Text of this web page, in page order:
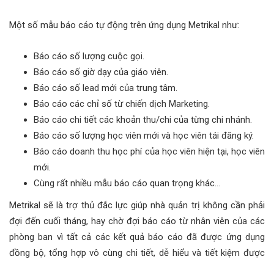
Một số mẫu báo cáo tự động trên ứng dụng Metrikal như:
Báo cáo số lượng cuộc gọi.
Báo cáo số giờ dạy của giáo viên.
Báo cáo số lead mới của trung tâm.
Báo cáo các chỉ số từ chiến dịch Marketing.
Báo cáo chi tiết các khoản thu/chi của từng chi nhánh.
Báo cáo số lượng học viên mới và học viên tái đăng ký.
Báo cáo doanh thu học phí của học viên hiện tại, học viên
mới.
Cùng rất nhiều mẫu báo cáo quan trọng khác…
Metrikal sẽ là trợ thủ đắc lực giúp nhà quản trị không cần phải
đợi đến cuối tháng, hay chờ đợi báo cáo từ nhân viên của các
phòng ban vì tất cả các kết quả báo cáo đã được ứng dụng
đồng bộ, tổng hợp vô cùng chi tiết, dễ hiểu và tiết kiệm được